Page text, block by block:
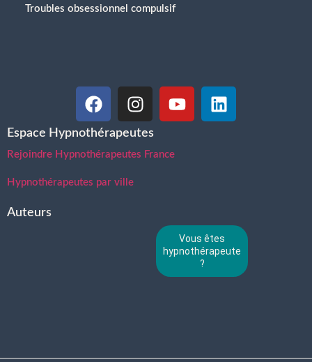
Troubles obsessionnel compulsif
Espace Hypnothérapeutes
Rejoindre Hypnothérapeutes France
Hypnothérapeutes par ville
Auteurs
Vous êtes
hypnothérapeute
?